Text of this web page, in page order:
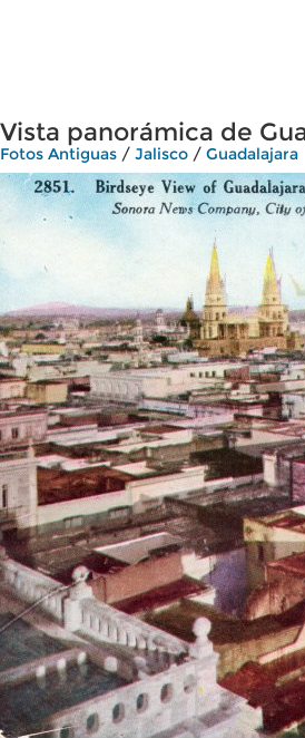
Vista panorámica de
Fotos Antiguas / Jalisco / Guadalajara